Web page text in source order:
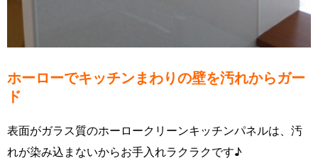
ホーローでキッチンまわりの壁を汚れからガー
ド
表面がガラス質のホーロークリーンキッチンパネルは、汚
れが染み込まないからお手入れラクラクです♪